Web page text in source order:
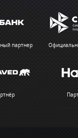
партнер